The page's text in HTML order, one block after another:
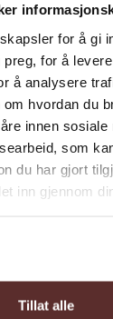
for å gi
for å
å analysere
hvordan du
innen sosiale
som
du har gjort
inn gjennom
Tillat alle
ved
dei
kan smaka
og